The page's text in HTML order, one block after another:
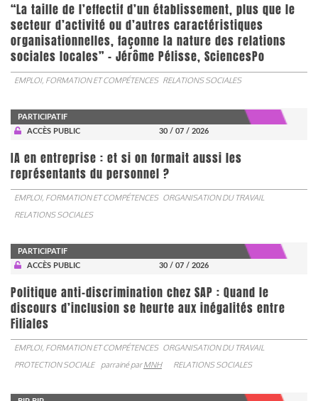
“La taille de l’effectif d’un établissement, plus que le
secteur d’activité ou d’autres caractéristiques
organisationnelles, façonne la nature des relations
sociales locales” - Jérôme Pélisse, SciencesPo
EMPLOI, FORMATION ET COMPÉTENCES RELATIONS SOCIALES
PARTICIPATIF
ACCÈS PUBLIC
30 / 07 / 2026
IA en entreprise : et si on formait aussi les
représentants du personnel ?
EMPLOI, FORMATION ET COMPÉTENCES ORGANISATION DU TRAVAIL
RELATIONS SOCIALES
PARTICIPATIF
ACCÈS PUBLIC
30 / 07 / 2026
Politique anti-discrimination chez SAP : Quand le
discours d’inclusion se heurte aux inégalités entre
Filiales
EMPLOI, FORMATION ET COMPÉTENCES ORGANISATION DU TRAVAIL
PROTECTION SOCIALE
parrainé parMNH RELATIONS SOCIALES